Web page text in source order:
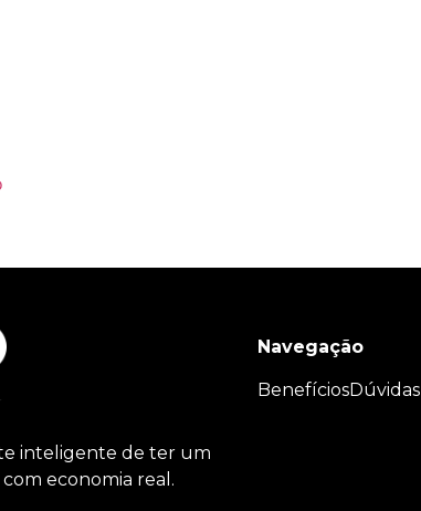
inteligente de ter um
economia real.
Navegação
BenefíciosDúvidas